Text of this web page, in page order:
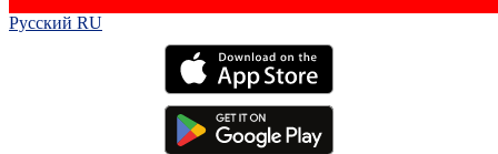
Русский RU‎